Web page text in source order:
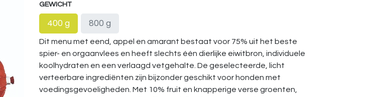
GEWICHT
400 g 800 g
Dit menu met eend, appel en amarant bestaat voor 75% uit het beste
spier- en orgaanvlees en heeft slechts één dierlijke eiwitbron, individuele
koolhydraten en een verlaagd vetgehalte. De geselecteerde, licht
verteerbare ingrediënten zijn bijzonder geschikt voor honden met
voedingsgevoeligheden. Met 10% fruit en knapperige verse groenten,